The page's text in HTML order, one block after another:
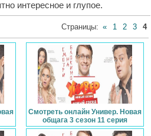
интересное и глупое.
Страницы: « 1 2 3 4
Смотреть онлайн Универ. Новая
общага 3 сезон 11 серия